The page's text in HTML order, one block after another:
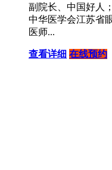
副院长、中国好人
中华医学会江苏省
医师...
查看详细 在线预约